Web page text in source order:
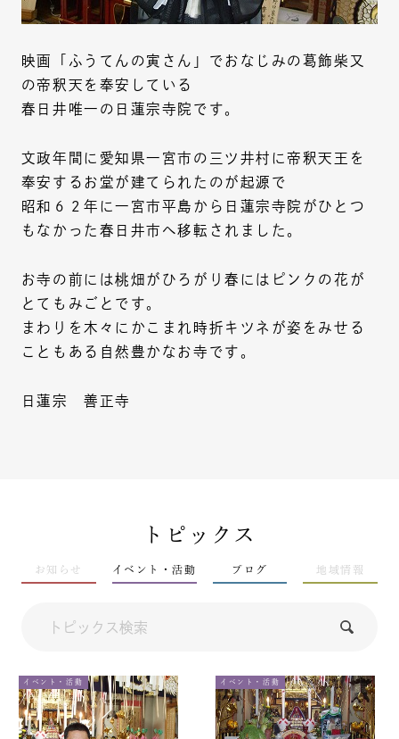
映画「ふうてんの寅さん」でおなじみの葛飾柴又
の帝釈天を奉安している
春日井唯一の日蓮宗寺院です。
文政年間に愛知県一宮市の三ツ井村に帝釈天王を
奉安するお堂が建てられたのが起源で
昭和６２年に一宮市平島から日蓮宗寺院がひとつ
もなかった春日井市へ移転されました。
お寺の前には桃畑がひろがり春にはピンクの花が
とてもみごとです。
まわりを木々にかこまれ時折キツネが姿をみせる
こともある自然豊かなお寺です。
日蓮宗 善正寺
トピックス
お知らせ イベント・活動 ブログ 地域情報
イベント・活動 イベント・活動